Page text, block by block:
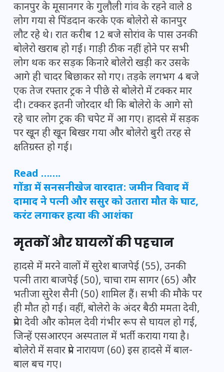
कानपुर के मूसानगर के गुलौली गांव के रहने वाले 8
लोग गया से पिंडदान करके एक बोलेरो से कानपुर
लौट रहे थे। रात करीब 12 बजे सोरांव के पास उनकी
बोलेरो खराब हो गई। गाड़ी ठीक नहीं होने पर सभी
लोग थक कर सड़क किनारे बोलेरो खड़ी कर उसके
आगे ही चादर बिछाकर सो गए। तड़के लगभग 4 बजे
एक तेज रफ्तार ट्रक ने पीछे से बोलेरो में टक्कर मार
दी। टक्कर इतनी जोरदार थी कि बोलेरो के आगे सो
रहे चार लोग ट्रक की चपेट में आ गए। हादसे में सड़क
पर खून ही खून बिखर गया और बोलेरो बुरी तरह से
क्षतिग्रस्त हो गई।
Read …….
गोंडा में सनसनीखेज वारदात: जमीन विवाद में
दामाद ने पत्नी और ससुर को उतारा मौत के घाट,
करंट लगाकर हत्या की आशंका
मृतकों और घायलों की पहचान
हादसे में मरने वालों में सुरेश बाजपेई (55), उनकी
पत्नी तारा बाजपेई (50), चाचा राम सागर (65) और
भतीजा सुरेश सैनी (50) शामिल हैं। सभी की मौके पर
ही मौत हो गई। वहीं, बोलेरो के अंदर बैठी ममता देवी,
प्रेमा देवी और कोमल देवी गंभीर रूप से घायल हो गईं,
जिन्हें एसआरएन अस्पताल में भर्ती कराया गया है।
बोलेरो में सवार प्रेम नारायण (60) इस हादसे में बाल-
बाल बच गए।